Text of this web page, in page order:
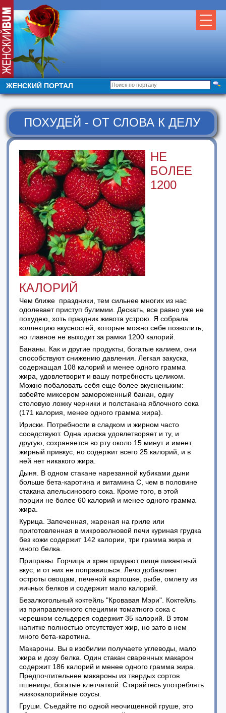
ЖЕНСКИЙ ПОРТАЛ
ПОХУДЕЙ - ОТ СЛОВА К ДЕЛУ
НЕ
БОЛЕЕ
1200
КАЛОРИЙ
Чем ближе праздники, тем сильнее многих из нас
одолевает приступ булимии. Дескать, все равно уже не
похудею, хоть праздник живота устрою. Я собрала
коллекцию вкусностей, которые можно себе позволить,
но главное не выходит за рамки 1200 калорий.
Бананы. Как и другие продукты, богатые калием, они
способствуют снижению давления. Легкая закуска,
содержащая 108 калорий и менее одного грамма
жира, удовлетворит и вашу потребность целиком.
Можно побаловать себя еще более вкусненьким:
взбейте миксером замороженный банан, одну
столовую ложку черники и полстакана яблочного сока
(171 калория, менее одного грамма жира).
Ириски. Потребности в сладком и жирном часто
соседствуют. Одна ириска удовлетворяет и ту, и
другую, сохраняется во рту около 15 минут и имеет
жирный привкус, но содержит всего 25 калорий, и в
ней нет никакого жира.
Дыня. В одном стакане нарезанной кубиками дыни
больше бета-каротина и витамина С, чем в половине
стакана апельсинового сока. Кроме того, в этой
порции не более 60 калорий и менее одного грамма
жира.
Курица. Запеченная, жареная на гриле или
приготовленная в микроволновой печи куриная грудка
без кожи содержит 142 калории, три грамма жира и
много белка.
Приправы. Горчица и хрен придают пище пикантный
вкус, и от них не поправишься. Лечо добавляет
остроты овощам, печеной картошке, рыбе, омлету из
яичных белков и содержит мало калорий.
Безалкогольный коктейль "Кровавая Мэри". Коктейль
из приправленного специями томатного сока с
черешком сельдерея содержит 35 калорий. В этом
напитке полностью отсутствует жир, но зато в нем
много бета-каротина.
Макароны. Вы в изобилии получаете углеводы, мало
жира и дозу белка. Один стакан сваренных макарон
содержит 186 калорий и менее одного грамма жира.
Предпочтительнее макароны из твердых сортов
пшеницы, богатые клетчаткой. Старайтесь употреблять
низкокалорийные соусы.
Груши. Съедайте по одной неочищенной груше, это